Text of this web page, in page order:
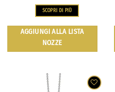
SCOPRI DI PIÙ
AGGIUNGI ALLA LISTA
NOZZE